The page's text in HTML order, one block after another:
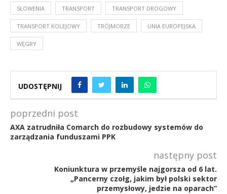
SŁOWENIA TRANSPORT TRANSPORT DROGOWY
TRANSPORT KOLEJOWY TRÓJMORZE UNIA EUROPEJSKA
WĘGRY
UDOSTĘPNIJ
poprzedni post
AXA zatrudniła Comarch do rozbudowy systemów do
zarządzania funduszami PPK
następny post
Koniunktura w przemyśle najgorsza od 6 lat.
„Pancerny czołg, jakim był polski sektor
przemysłowy, jedzie na oparach”